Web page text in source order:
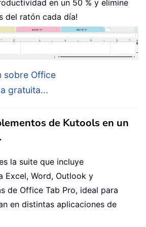
en un 50 % y elimine
del ratón cada día!
sobre Office
gratuita...
de Kutools en un
la suite que incluye
Excel, Word, Outlook y
de Office Tab Pro, ideal para
en distintas aplicaciones de